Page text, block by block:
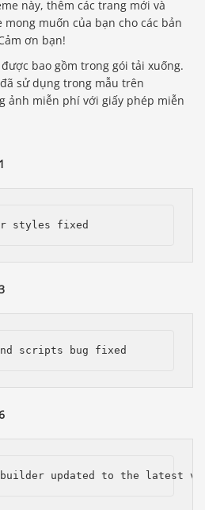
này, thêm các trang mới và
muốn của bạn cho các bản
ơn bạn!
bao gồm trong gói tải xuống.
sử dụng trong mẫu trên
ảnh miễn phí với giấy phép miễn
styles fixed
scripts bug fixed
builder updated to the latest